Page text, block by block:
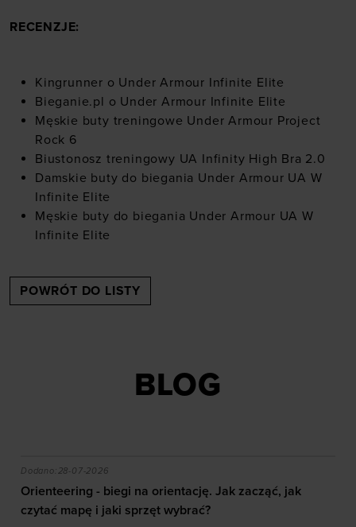
RECENZJE:
Kingrunner o Under Armour Infinite Elite
Bieganie.pl o Under Armour Infinite Elite
Męskie buty treningowe Under Armour Project
Rock 6
Biustonosz treningowy UA Infinity High Bra 2.0
Damskie buty do biegania Under Armour UA W
Infinite Elite
Męskie buty do biegania Under Armour UA W
Infinite Elite
POWRÓT DO LISTY
BLOG
efekty daje trening?
Orienteering - biegi na orientację. Jak zacząć, jak
Dodano:28-07-2026
Orienteering - biegi na orientację. Jak zacząć, jak
czytać mapę i jaki sprzęt wybrać?